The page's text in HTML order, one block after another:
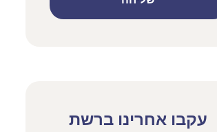
עקבו אחרינו ברשת